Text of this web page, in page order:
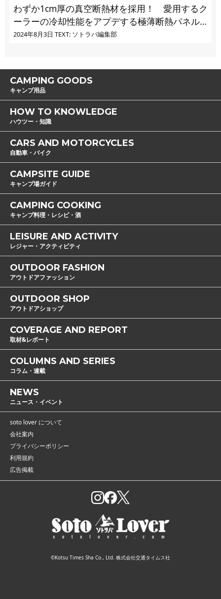
【こちらも読まれています】
灰や煙を「3次燃焼」
で解決！ 薪を約3
炎も美しくなった焚火
わずか1cm厚の真空断熱材を採用！ 愛用するク
ーラーの冷却性能をアプデする極薄断熱パネル
の実力とは
2024年8月3日 TEXT: ソトラバ編集部
CAMPING GOODS
キャンプ用品
HOW TO KNOWLEDGE
ハウツー・知識
CARS AND MOTORCYCLES
自動車・バイク
CAMPSITE GUIDE
キャンプ場ガイド
CAMPING COOKING
キャンプ料理・レシピ・酒
LEISURE AND ACTIVITY
レジャー・アクティビティ
OUTDOOR FASHION
アウトドアファッション
OUTDOOR SHOP
アウトドアショップ
COVERAGE AND REPORT
取材&レポート
COLUMNS AND SERIES
コラム・連載
NEWS
ニュース・イベント
soto lover について
会社案内
プライバシーポリシー
利用規約
広告掲載
©Kotsu Times Sha Co., Ltd. 株式会社交通タイムス社